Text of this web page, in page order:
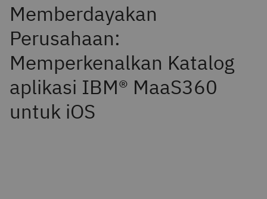
Memberdayakan
Perusahaan:
Memperkenalkan Katalog
aplikasi IBM® MaaS360
untuk iOS